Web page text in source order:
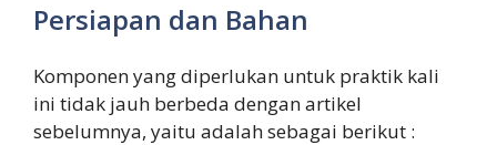
Persiapan dan Bahan
Komponen yang diperlukan untuk praktik kali
ini tidak jauh berbeda dengan artikel
sebelumnya, yaitu adalah sebagai berikut :